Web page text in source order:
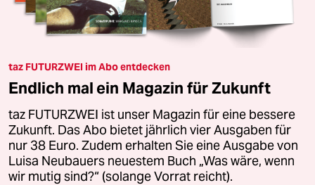
taz FUTURZWEI im Abo entdecken
Endlich mal ein Magazin für Zukunft
taz FUTURZWEI ist unser Magazin für eine bessere
Zukunft. Das Abo bietet jährlich vier Ausgaben für
nur 38 Euro. Zudem erhalten Sie eine Ausgabe von
Luisa Neubauers neuestem Buch „Was wäre, wenn
wir mutig sind?“ (solange Vorrat reicht).